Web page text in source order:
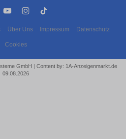
Über Uns Impressum Datenschutz
Cookies
GmbH | Content by: 1A-Anzeigenmarkt.de
09.08.2026